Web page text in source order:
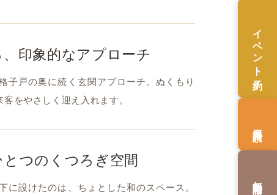
印象的なアプローチ
子戸の奥に続く玄関アプローチ。ぬくもり
をやさしく迎え入れます。
つのくつろぎ空間
に設けたのは、ちょとした和のスペース。
イベント予約